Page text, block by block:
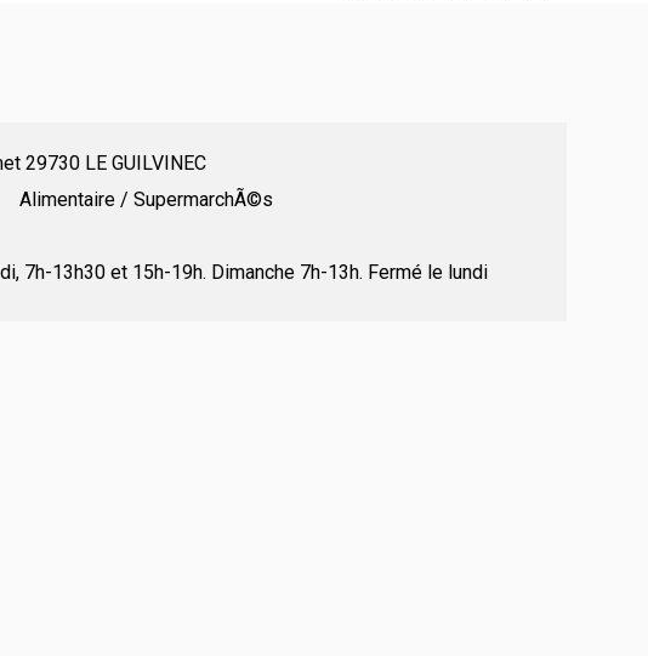
Rue Roger Guillamet 29730 LE GUILVINEC
Alimentaire / SupermarchÃ©s
Du mardi au samedi, 7h-13h30 et 15h-19h. Dimanche 7h-13h. Fermé le lundi